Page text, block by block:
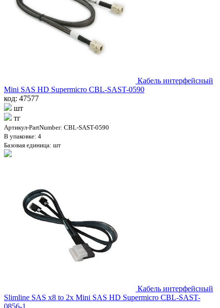
Кабель интерфейсный
Mini SAS HD Supermicro CBL-SAST-0590
код: 47577
шт
тг
Артикул-PartNumber: CBL-SAST-0590
В упаковке: 4
Базовая единица: шт
Кабель интерфейсный
Slimline SAS x8 to 2x Mini SAS HD Supermicro CBL-SAST-
0856-1